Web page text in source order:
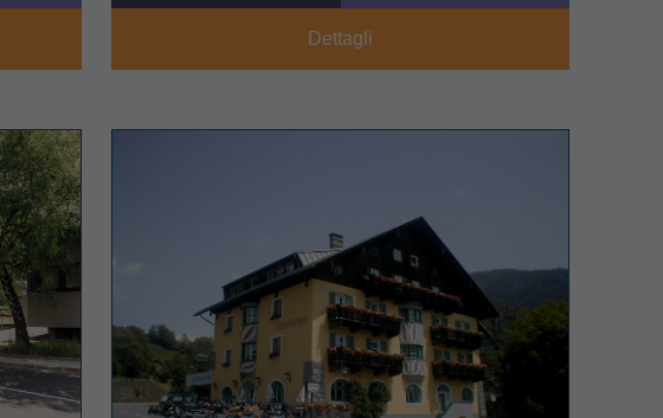
Dettagli